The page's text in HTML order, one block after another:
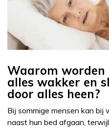
Waarom worden
alles wakker en
door alles heen?
Bij sommige mensen kan bij
naast hun bed afgaan,